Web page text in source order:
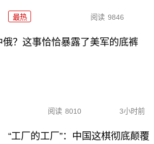
最热 阅读 9846
俄？这事恰恰暴露了美军的底裤
阅读 8010 3小时前
“工厂的工厂”：中国这棋彻底颠覆